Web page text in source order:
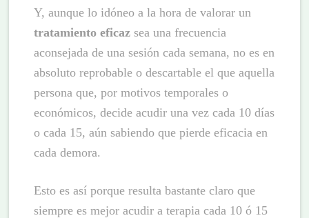
Y, aunque lo idóneo a la hora de valorar un
tratamiento eficaz sea una frecuencia
aconsejada de una sesión cada semana, no es en
absoluto reprobable o descartable el que aquella
persona que, por motivos temporales o
económicos, decide acudir una vez cada 10 días
o cada 15, aún sabiendo que pierde eficacia en
cada demora.
Esto es así porque resulta bastante claro que
siempre es mejor acudir a terapia cada 10 ó 15